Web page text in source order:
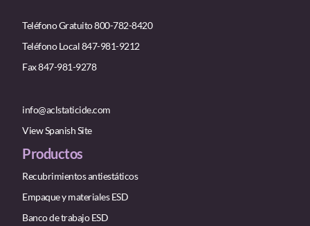
Teléfono Gratuito 800-782-8420
Teléfono Local 847-981-9212
Fax 847-981-9278
info@aclstaticide.com
View Spanish Site
Productos
Recubrimientos antiestáticos
Empaque y materiales ESD
Banco de trabajo ESD